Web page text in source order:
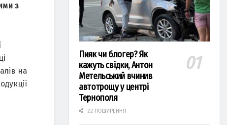
з
на
Пияк чи блогер? Як
кажуть свідки, Антон
Метельський вчинив
автотрощу у центрі
Тернополя
22 ПОШИРЕННЯ